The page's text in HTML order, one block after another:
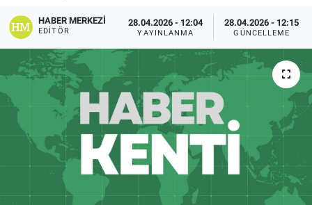
HABER MERKEZI
EDITÖR
28.04.2026 - 12:04
YAYINLANMA
28.04.2026 - 12:15
GÜNCELLEME